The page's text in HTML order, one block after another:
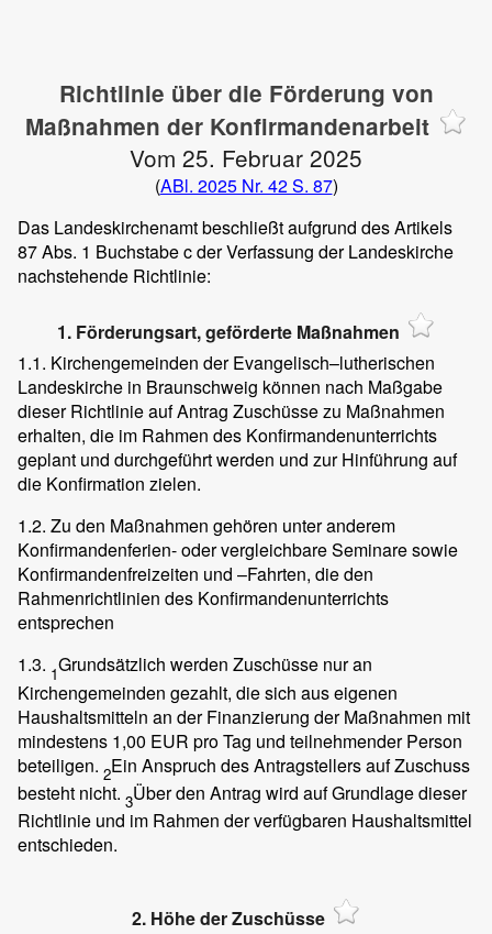
Richtlinie über die Förderung von
Maßnahmen der Konfirmandenarbeit
Vom 25. Februar 2025
(ABl. 2025 Nr. 42 S. 87)
Das Landeskirchenamt beschließt aufgrund des Artikels
87 Abs. 1 Buchstabe c der Verfassung der Landeskirche
nachstehende Richtlinie:
1. Förderungsart, geförderte Maßnahmen
1.1. Kirchengemeinden der Evangelisch–lutherischen
Landeskirche in Braunschweig können nach Maßgabe
dieser Richtlinie auf Antrag Zuschüsse zu Maßnahmen
erhalten, die im Rahmen des Konfirmandenunterrichts
geplant und durchgeführt werden und zur Hinführung auf
die Konfirmation zielen.
1.2. Zu den Maßnahmen gehören unter anderem
Konfirmandenferien- oder vergleichbare Seminare sowie
Konfirmandenfreizeiten und –Fahrten, die den
Rahmenrichtlinien des Konfirmandenunterrichts
entsprechen
1.3. 1Grundsätzlich werden Zuschüsse nur an
Kirchengemeinden gezahlt, die sich aus eigenen
Haushaltsmitteln an der Finanzierung der Maßnahmen mit
mindestens 1,00 EUR pro Tag und teilnehmender Person
beteiligen. 2Ein Anspruch des Antragstellers auf Zuschuss
besteht nicht. 3Über den Antrag wird auf Grundlage dieser
Richtlinie und im Rahmen der verfügbaren Haushaltsmittel
entschieden.
2. Höhe der Zuschüsse